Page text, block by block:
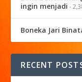
ingin menjadi -
Boneka Jari
RECENT